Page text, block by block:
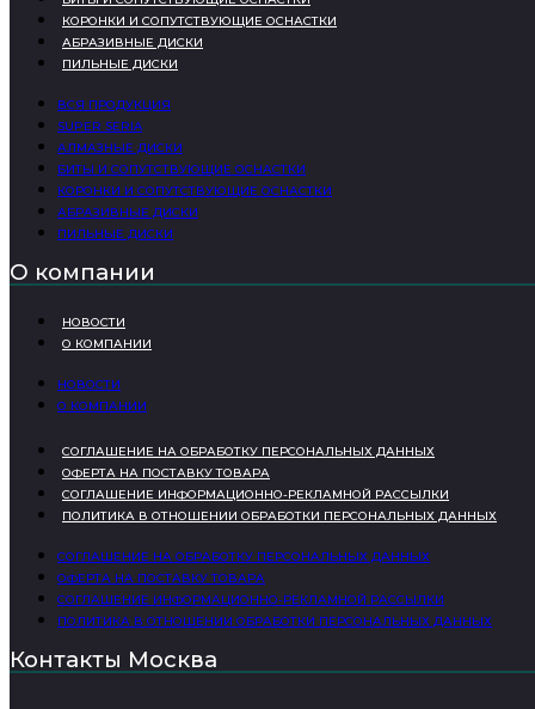
КОРОНКИ И СОПУТСТВУЮЩИЕ ОСНАСТКИ
АБРАЗИВНЫЕ ДИСКИ
ПИЛЬНЫЕ ДИСКИ
ВСЯ ПРОДУКЦИЯ
SUPER SERIA
АЛМАЗНЫЕ ДИСКИ
БИТЫ И СОПУТСТВУЮЩИЕ ОСНАСТКИ
КОРОНКИ И СОПУТСТВУЮЩИЕ ОСНАСТКИ
АБРАЗИВНЫЕ ДИСКИ
ПИЛЬНЫЕ ДИСКИ
О компании
НОВОСТИ
О КОМПАНИИ
НОВОСТИ
О КОМПАНИИ
СОГЛАШЕНИЕ НА ОБРАБОТКУ ПЕРСОНАЛЬНЫХ ДАННЫХ
ОФЕРТА НА ПОСТАВКУ ТОВАРА
СОГЛАШЕНИЕ ИНФОРМАЦИОННО-РЕКЛАМНОЙ РАССЫЛКИ
ПОЛИТИКА В ОТНОШЕНИИ ОБРАБОТКИ ПЕРСОНАЛЬНЫХ ДАННЫХ
СОГЛАШЕНИЕ НА ОБРАБОТКУ ПЕРСОНАЛЬНЫХ ДАННЫХ
ОФЕРТА НА ПОСТАВКУ ТОВАРА
СОГЛАШЕНИЕ ИНФОРМАЦИОННО-РЕКЛАМНОЙ РАССЫЛКИ
ПОЛИТИКА В ОТНОШЕНИИ ОБРАБОТКИ ПЕРСОНАЛЬНЫХ ДАННЫХ
Контакты Москва